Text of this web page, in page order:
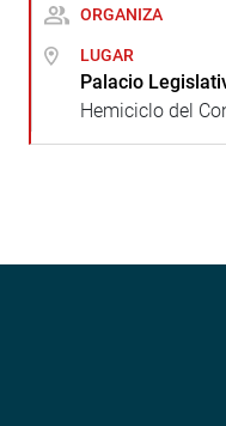
ORGANIZA
LUGAR
Palacio
Hemiciclo del